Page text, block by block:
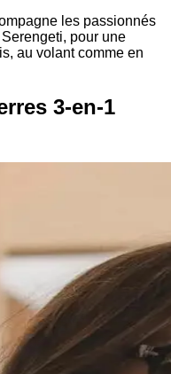
les passionnés
pour une
au volant comme en
3-en-1